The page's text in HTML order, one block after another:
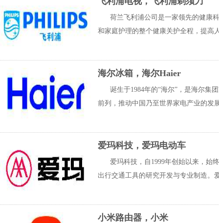
荷兰飞利浦公司是一家领先的健康
和家庭护理的整个健康关护全程，提高
海尔冰箱，海尔Haier
诞生于1984年的“海尔”，是海尔集
前列，推动中国乃至世界家电产业的发
爱玛科技，爱玛电动车
爱玛科技，自1999年创始以来，始
出行交通工具的研究开发与专业制造。
小米路由器，小米